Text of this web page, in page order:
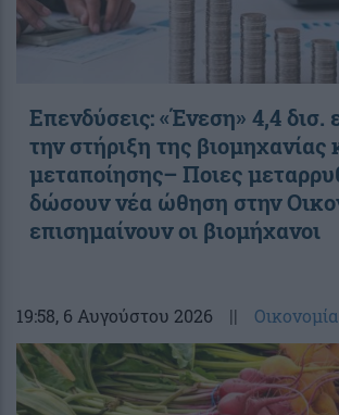
Επενδύσεις: «Ένεση» 4,4 δισ.
την στήριξη της βιομηχανίας
μεταποίησης– Ποιες
δώσουν νέα ώθηση στην
επισημαίνουν οι βιομήχανοι
19:58, 6 Αυγούστου 2026 || Οικονομία